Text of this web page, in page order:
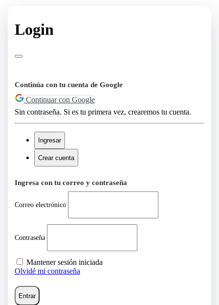
Login
Continúa con tu cuenta de Google
Continuar con Google
Sin contraseña. Si es tu primera vez, crearemos tu cuenta.
Ingresar
Crear cuenta
Ingresa con tu correo y contraseña
Correo electrónico
Contraseña
Mantener sesión iniciada
Olvidé mi contraseña
Entrar